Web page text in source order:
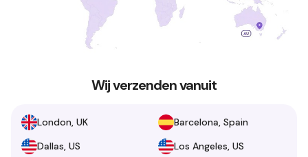
Wij verzenden vanuit
London, UK
Barcelona, Spain
Dallas, US
Los Angeles, US